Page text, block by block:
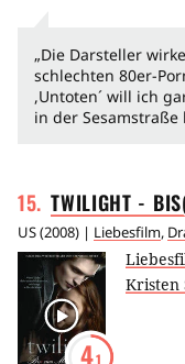
„Die Darsteller
schlechten 80er-
,Untoten´ will ich
in der Sesamstraße
15. TWILIGHT -
US(2008) | Liebesfilm,
4
Kristen